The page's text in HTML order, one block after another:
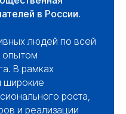
в России.
людей по всей
опытом
В рамках
широкие
роста,
и реализации